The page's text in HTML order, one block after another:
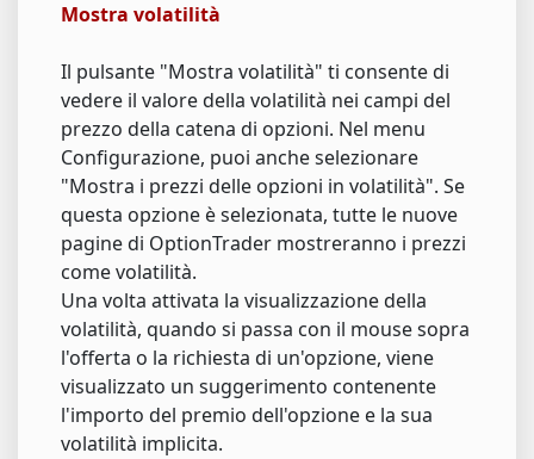
Mostra volatilità
Il pulsante "Mostra volatilità" ti consente di
vedere il valore della volatilità nei campi del
prezzo della catena di opzioni. Nel menu
Configurazione, puoi anche selezionare
"Mostra i prezzi delle opzioni in volatilità". Se
questa opzione è selezionata, tutte le nuove
pagine di OptionTrader mostreranno i prezzi
come volatilità.
Una volta attivata la visualizzazione della
volatilità, quando si passa con il mouse sopra
l'offerta o la richiesta di un'opzione, viene
visualizzato un suggerimento contenente
l'importo del premio dell'opzione e la sua
volatilità implicita.